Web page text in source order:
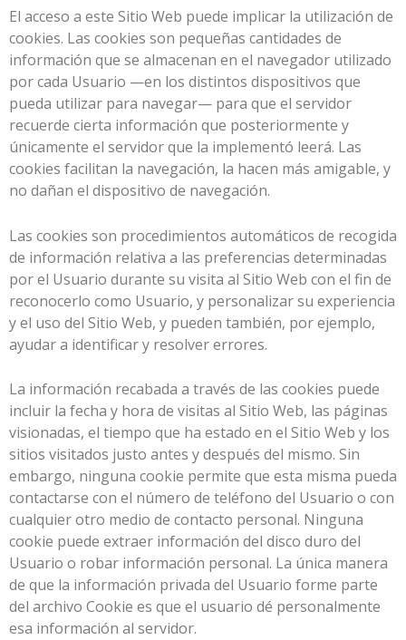
El acceso a este Sitio Web puede implicar la utilización de
cookies. Las cookies son pequeñas cantidades de
información que se almacenan en el navegador utilizado
por cada Usuario —en los distintos dispositivos que
pueda utilizar para navegar— para que el servidor
recuerde cierta información que posteriormente y
únicamente el servidor que la implementó leerá. Las
cookies facilitan la navegación, la hacen más amigable, y
no dañan el dispositivo de navegación.
Las cookies son procedimientos automáticos de recogida
de información relativa a las preferencias determinadas
por el Usuario durante su visita al Sitio Web con el fin de
reconocerlo como Usuario, y personalizar su experiencia
y el uso del Sitio Web, y pueden también, por ejemplo,
ayudar a identificar y resolver errores.
La información recabada a través de las cookies puede
incluir la fecha y hora de visitas al Sitio Web, las páginas
visionadas, el tiempo que ha estado en el Sitio Web y los
sitios visitados justo antes y después del mismo. Sin
embargo, ninguna cookie permite que esta misma pueda
contactarse con el número de teléfono del Usuario o con
cualquier otro medio de contacto personal. Ninguna
cookie puede extraer información del disco duro del
Usuario o robar información personal. La única manera
de que la información privada del Usuario forme parte
del archivo Cookie es que el usuario dé personalmente
esa información al servidor.